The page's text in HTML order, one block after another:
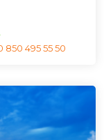
850 495 55 50